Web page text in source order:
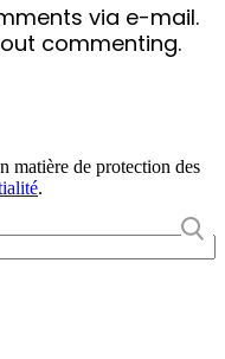
via e-mail.
commenting.
matière de protection des
.